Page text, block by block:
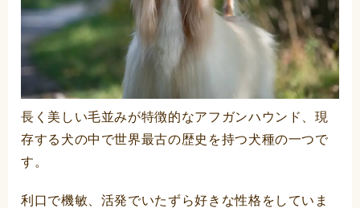
長く美しい毛並みが特徴的なアフガンハウンド、現
存する犬の中で世界最古の歴史を持つ犬種の一つで
す。
利口で機敏、活発でいたずら好きな性格をしていま